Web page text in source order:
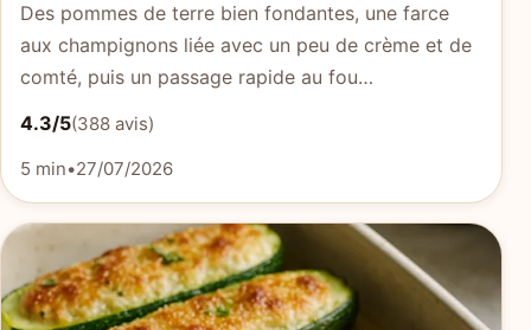
Des pommes de terre bien fondantes, une farce
aux champignons liée avec un peu de crème et de
comté, puis un passage rapide au fou…
4.3/5(388 avis)
5 min•27/07/2026